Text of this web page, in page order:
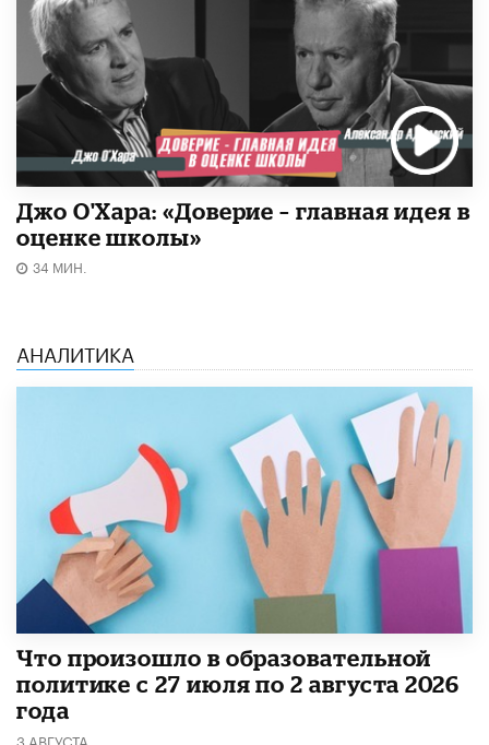
Джо О'Хара: «Доверие – главная идея в
оценке школы»
34 МИН.
АНАЛИТИКА
​Что произошло в образовательной
политике с 27 июля по 2 августа 2026
года
3 АВГУСТА